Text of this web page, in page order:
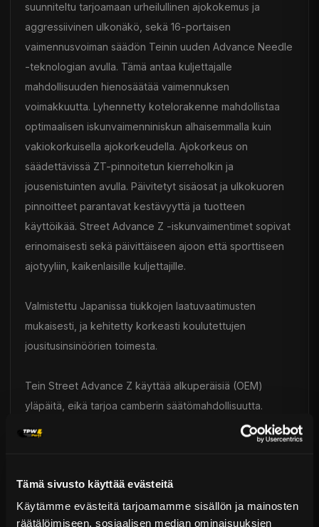
Tämä sivusto käyttää evästeitä
Käytämme evästeitä tarjoamamme sisällön ja mainosten
räätälöimiseen, sosiaalisen median ominaisuuksien
suunniteltu tarjoamaan urheilullinen ajokokemus ja
aggressiivinen ulkonäkö, sekä 16-portaisen
vaimennusvoiman säädön Teinin uuden Advance Needle
-teknologian avulla. Tämä antaa kuljettajalle
mahdollisuuden hienosäätää vaimennuksen
voimakkuutta. Lyhennetty kotelorakenne mahdollistaa
optimaalisen iskunvaimenniniskun alhaisemmalla kuin
vakiokorkuisella ajokorkeudella. Ajokorkeus on
säädettävissä ZT-pinnoitetun kierreholkin ja
jousenistuinten avulla. Päivitetyt sisäosat ja ulkokuoren
pinnoitteet parantavat kestävyyttä ja tuotteen
käyttöikää. Street Advance Z -iskunvaimentimet sopivat
erinomaisesti sekä päivittäiseen ajoon että sporttiseen
ajotyyliin, kaikenlaisille kuljettajille.
Valmistettu Japanissa tiukkojen laatuvaatimusten
mukaisesti, ja kehitetty korkeasti koulutettujen
jousitusinsinöörien toimesta.
Tein Street Advance Z käyttää alkuperäisiä (OEM)
yläpäitä, eikä tarjoa camberin säätömahdollisuutta.
Japanilaisen valmistusteknologian ansiosta Tein-
Toimitus & Palautukset